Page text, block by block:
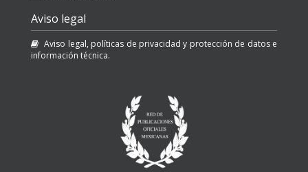
Aviso legal
Aviso legal, políticas de privacidad y protección de datos e
información técnica.